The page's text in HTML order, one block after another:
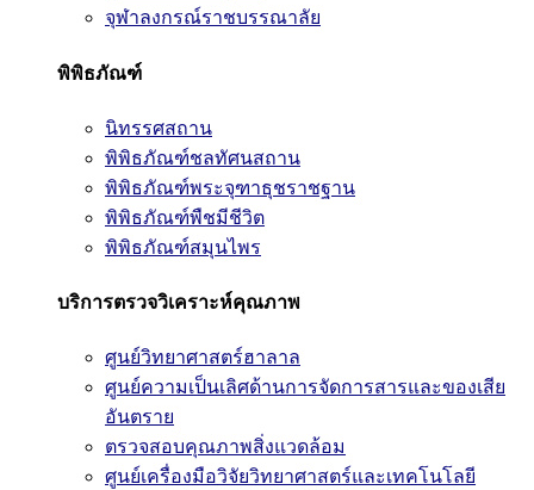
จุฬาลงกรณ์ราชบรรณาลัย
พิพิธภัณฑ์
นิทรรศสถาน
พิพิธภัณฑ์ชลทัศนสถาน
พิพิธภัณฑ์พระจุฑาธุชราชฐาน
พิพิธภัณฑ์พืชมีชีวิต
พิพิธภัณฑ์สมุนไพร
บริการตรวจวิเคราะห์คุณภาพ
ศูนย์วิทยาศาสตร์ฮาลาล
ศูนย์ความเป็นเลิศด้านการจัดการสารและของเสีย
อันตราย
ตรวจสอบคุณภาพสิ่งแวดล้อม
ศูนย์เครื่องมือวิจัยวิทยาศาสตร์และเทคโนโลยี